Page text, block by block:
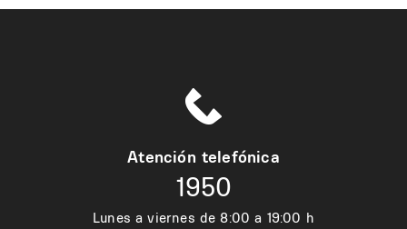
Atención telefónica
1950
Lunes a viernes de 8:00 a 19:00 h